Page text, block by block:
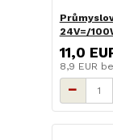
24V=/
11,0
8,9 EUR